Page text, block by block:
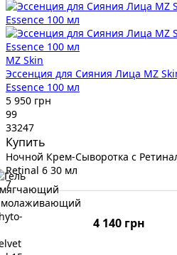
4 140 грн
MZ Skin
Эссенция для Сияния Лица MZ
Essence 100 мл
5 950 грн
99
33247
Купить
Ночной Крем-Сыворотка с
Retinal 6 30 мл
7
32752
4300
Medik8
Category products
Антивозрастной Уход